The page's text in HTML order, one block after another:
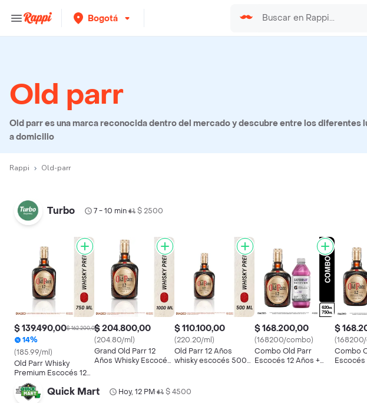
Bogotá
Old parr
Old parr es una marca reconocida dentro del mercado y descubre entre los
a domicilio
Rappi Old-parr
Turbo 7 - 10 min• $ 2500
$ 139.490,00$ 162.200,00
14%
(185.99/ml)
Old Parr Whisky
Premium Escocés 12
Años
$ 204.800,00
(204.80/ml)
Grand Old Parr 12
Años Whisky Escocés
$ 110.100,00
(220.20/ml)
Old Parr 12 Años
whisky escocés 500
$ 168.200,00
(168200/combo)
Combo Old Parr
Escocés 12 Años +
$
Combo
Escocés
Quick Mart Hoy, 12 PM• $ 4500